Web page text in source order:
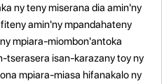
ny teny miserana dia amin'ny
amin'ny mpandahateny
mpiara-miombon'antoka
tserasera isan-karazany toy ny
mpiara-miasa hifanakalo ny